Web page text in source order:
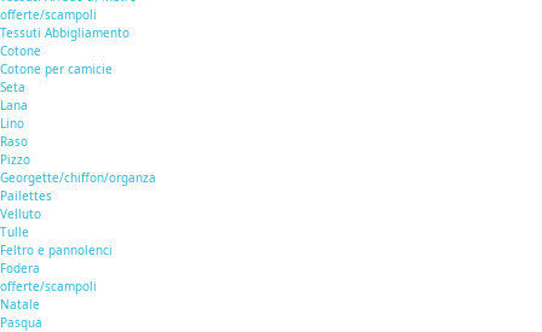
offerte/scampoli
Tessuti Abbigliamento
Cotone
Cotone per camicie
Seta
Lana
Lino
Raso
Pizzo
Georgette/chiffon/organza
Pailettes
Velluto
Tulle
Feltro e pannolenci
Fodera
offerte/scampoli
Natale
Pasqua